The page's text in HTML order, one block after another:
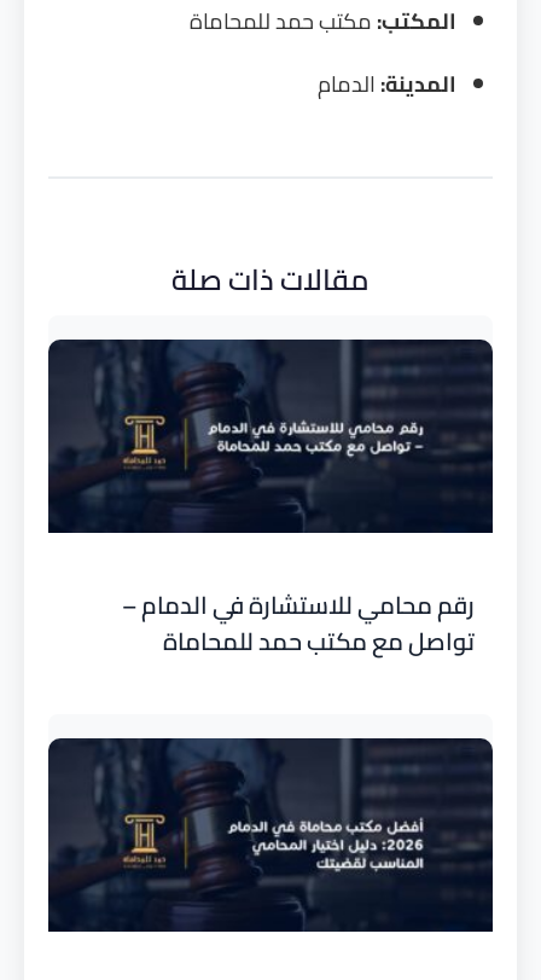
المكتب:مكتب حمد للمحاماة
المدينة: الدمام
مقالات ذات صلة
رقم محامي للاستشارة في الدمام –
تواصل مع مكتب حمد للمحاماة